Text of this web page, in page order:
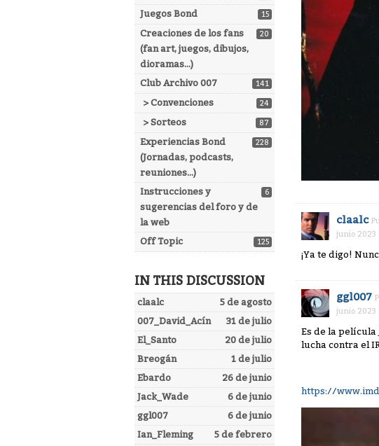
15
Juegos Bond
20
Creaciones de los fans
(fan art, juegos, dibujos,
dioramas...)
141
Club Archivo 007
24
> Convenciones
87
> Sorteos
228
Experiencias Bond
(Jornadas, podcasts,
reuniones...)
6
Instrucciones y
sugerencias del foro y de
la web
125
Off Topic
IN THIS DISCUSSION
5 de agosto
claalc
31 de julio
007_David_Acín
20 de julio
El_Santo
1 de julio
Breogán
26 de junio
Ebardo
6 de junio
Jack_Wade
6 de junio
ggl007
5 de febrero
Ian_Fleming
claalc
junio 2023
¡Ya te digo!
ggl007
junio 2023
Es de la película
lucha contra el
https://